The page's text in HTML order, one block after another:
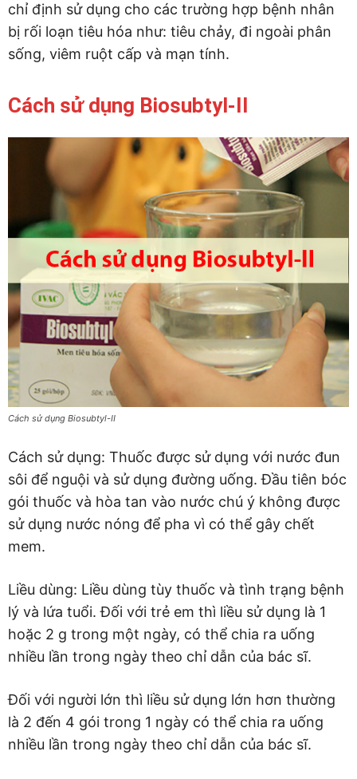
chỉ định sử dụng cho các trường hợp bệnh nhân
bị rối loạn tiêu hóa như: tiêu chảy, đi ngoài phân
sống, viêm ruột cấp và mạn tính.
Cách sử dụng Biosubtyl-II
Cách sử dụng Biosubtyl-II
Cách sử dụng: Thuốc được sử dụng với nước đun
sôi để nguội và sử dụng đường uống. Đầu tiên bóc
gói thuốc và hòa tan vào nước chú ý không được
sử dụng nước nóng để pha vì có thể gây chết
mem.
Liều dùng: Liều dùng tùy thuốc và tình trạng bệnh
lý và lứa tuổi. Đối với trẻ em thì liều sử dụng là 1
hoặc 2 g trong một ngày, có thể chia ra uống
nhiều lần trong ngày theo chỉ dẫn của bác sĩ.
Đối với người lớn thì liều sử dụng lớn hơn thường
là 2 đến 4 gói trong 1 ngày có thể chia ra uống
nhiều lần trong ngày theo chỉ dẫn của bác sĩ.